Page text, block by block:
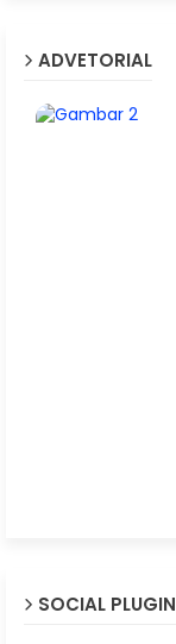
ADVETORIAL
SOCIAL PLUGIN